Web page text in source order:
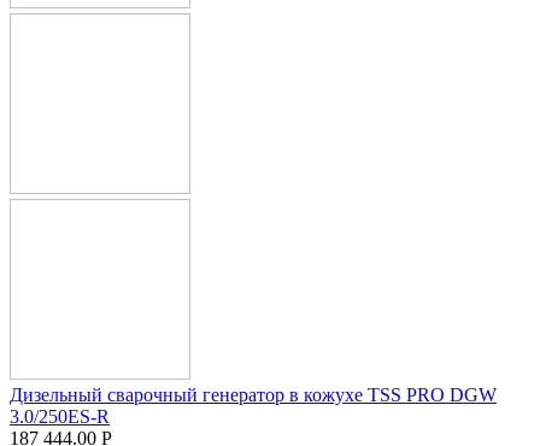
Дизельный сварочный генератор в кожухе TSS PRO DGW
3.0/250ES-R
187 444.00 Р